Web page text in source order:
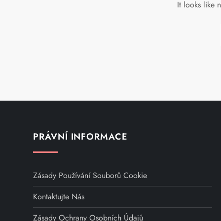
It looks like
PRÁVNÍ INFORMACE
Zásady Používání Souborů Cookie
Kontaktujte Nás
Zásady Ochrany Osobních Údajů